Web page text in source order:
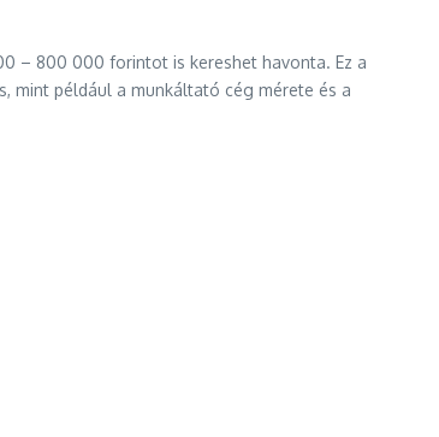
– 800 000 forintot is kereshet havonta. Ez a
mint például a munkáltató cég mérete és a